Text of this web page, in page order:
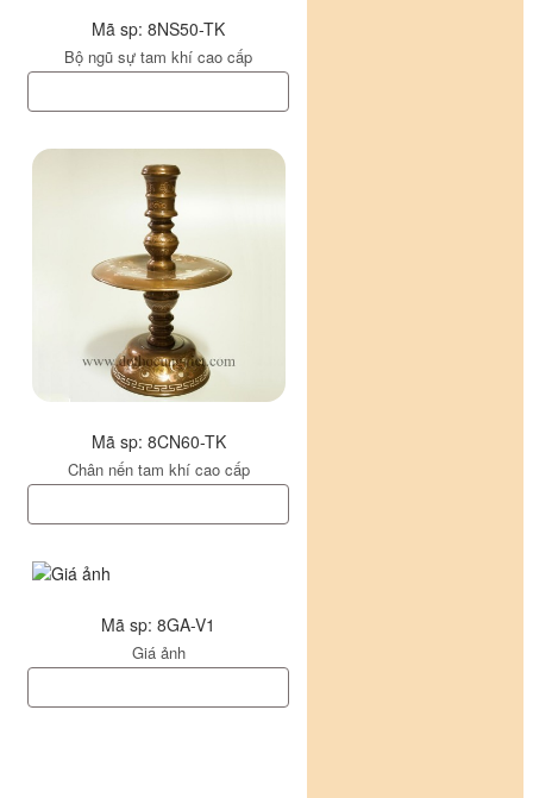
Mã sp: 8NS50-TK
Bộ ngũ sự tam khí cao cấp
Mã sp: 8CN60-TK
Chân nến tam khí cao cấp
Mã sp: 8GA-V1
Giá ảnh